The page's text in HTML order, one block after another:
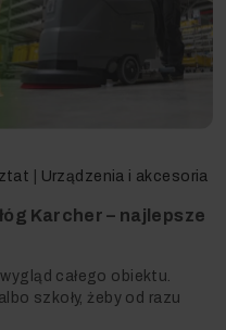
Urządzenia i akcesoria
Karcher – najlepsze
całego obiektu.
szkoły, żeby od razu